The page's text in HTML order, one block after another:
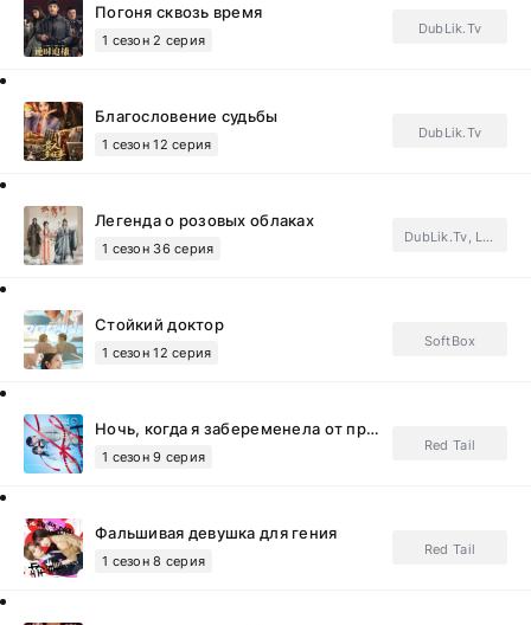
Погоня сквозь время
1 сезон 2 серия
DubLik.Tv
Благословение судьбы
1 сезон 12 серия
DubLik.Tv
Легенда о розовых облаках
1 сезон 36 серия
DubLik.Tv, Light Breeze, FSG Jade Fox.Subtitles
Стойкий доктор
1 сезон 12 серия
SoftBox
Ночь, когда я забеременела от президента
1 сезон 9 серия
Red Tail
Фальшивая девушка для гения
1 сезон 8 серия
Red Tail